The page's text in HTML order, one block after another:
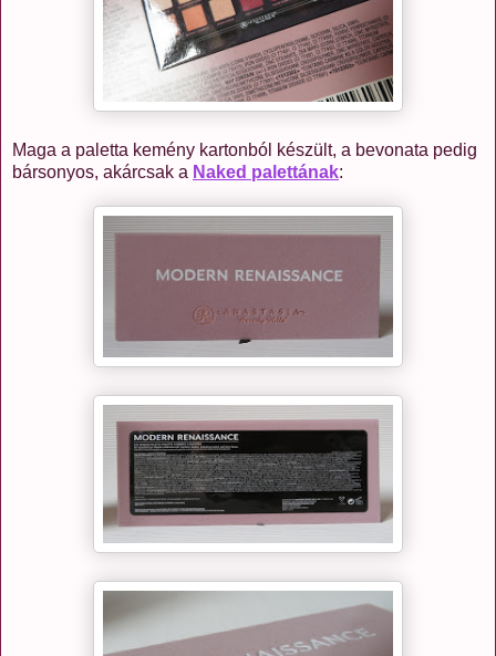
Maga a paletta kemény kartonból készült, a bevonata pedig
bársonyos, akárcsak a Naked palettának: